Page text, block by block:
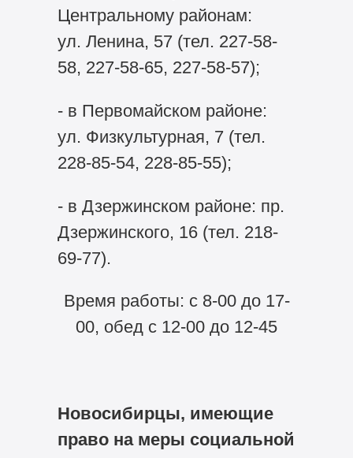
Центральному районам:
ул. Ленина, 57 (тел. 227-58-
58, 227-58-65, 227-58-57);
- в Первомайском районе:
ул. Физкультурная, 7 (тел.
228-85-54, 228-85-55);
- в Дзержинском районе: пр.
Дзержинского, 16 (тел. 218-
69-77).
Время работы: с 8-00 до 17-
00, обед с 12-00 до 12-45
Новосибирцы, имеющие
право на меры социальной